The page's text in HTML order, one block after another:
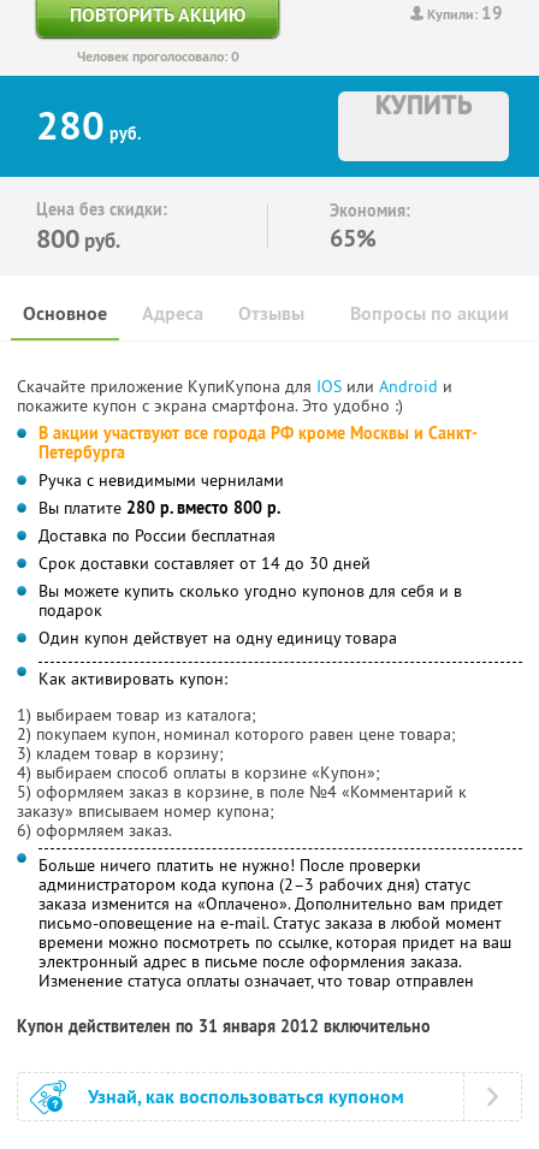
Купили: 19
ПОВТОРИТЬ АКЦИЮ
Человек проголосовало: 0
280 руб.
КУПИТЬ
Цена без скидки:
800 руб.
Экономия:
65%
Основное Отзывы Вопросы по акции
Адреса
Скачайте приложение КупиКупона для IOS или Android и
покажите купон с экрана смартфона. Это удобно :)
В акции участвуют все города РФ кроме Москвы и Санкт-
Петербурга
Ручка с невидимыми чернилами
Вы платите 280 р. вместо 800 р.
Доставка по России бесплатная
Срок доставки составляет от 14 до 30 дней
Вы можете купить сколько угодно купонов для себя и в
подарок
Один купон действует на одну единицу товара
Как активировать купон:
1) выбираем товар из каталога;
2) покупаем купон, номинал которого равен цене товара;
3) кладем товар в корзину;
4) выбираем способ оплаты в корзине «Купон»;
5) оформляем заказ в корзине, в поле №4 «Комментарий к
заказу» вписываем номер купона;
6) оформляем заказ.
Больше ничего платить не нужно! После проверки
администратором кода купона (2–3 рабочих дня) статус
заказа изменится на «Оплачено». Дополнительно вам придет
письмо-оповещение на e-mail. Статус заказа в любой момент
времени можно посмотреть по ссылке, которая придет на ваш
электронный адрес в письме после оформления заказа.
Изменение статуса оплаты означает, что товар отправлен
Купон действителен по 31 января 2012 включительно
Узнай, как воспользоваться купоном